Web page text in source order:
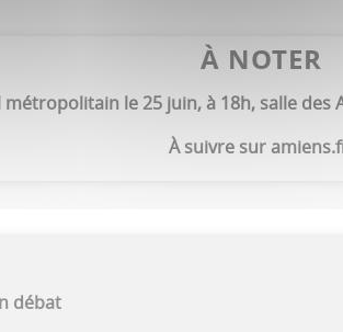
À NOTER
le 25 juin, à 18h, salle des
À suivre sur
débat